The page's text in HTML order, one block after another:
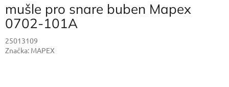
mušle pro snare buben Mapex
0702-101A
25013109
Značka: MAPEX